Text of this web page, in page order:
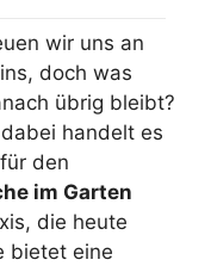
wir uns an
doch was
übrig bleibt?
handelt es
den
im Garten
die heute
bietet eine